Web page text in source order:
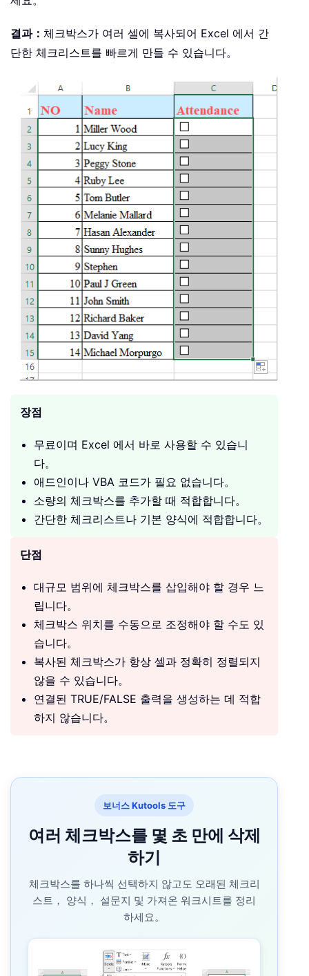
결과： 체크박스가 여러 셀에 복사되어 Excel 에서 간
단한 체크리스트를 빠르게 만들 수 있습니다。
장점
무료이며 Excel 에서 바로 사용할 수 있습니
다。
애드인이나 VBA 코드가 필요 없습니다。
소량의 체크박스를 추가할 때 적합합니다。
간단한 체크리스트나 기본 양식에 적합합니다。
단점
대규모 범위에 체크박스를 삽입해야 할 경우 느
립니다。
체크박스 위치를 수동으로 조정해야 할 수도 있
습니다。
복사된 체크박스가 항상 셀과 정확히 정렬되지
않을 수 있습니다。
연결된 TRUE/FALSE 출력을 생성하는 데 적합
하지 않습니다。
보너스 Kutools 도구
여러 체크박스를 몇 초 만에 삭제
하기
체크박스를 하나씩 선택하지 않고도 오래된 체크리
스트， 양식， 설문지 및 가져온 워크시트를 정리
하세요。